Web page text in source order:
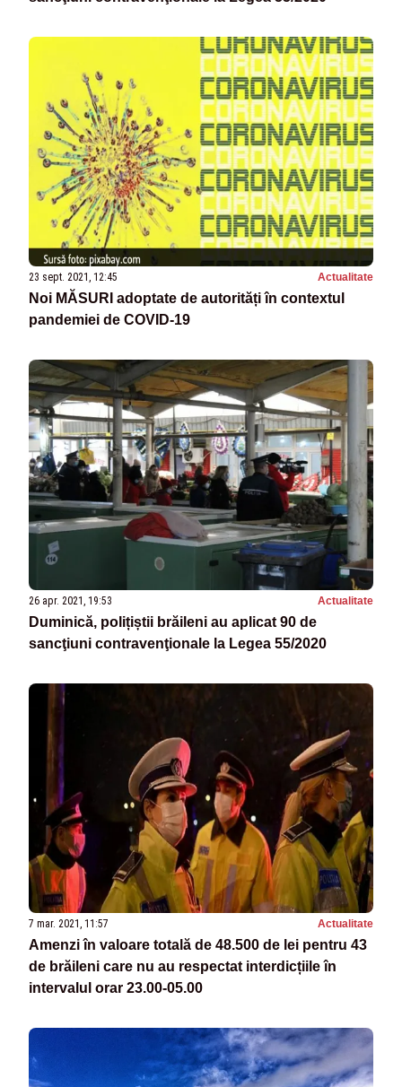
23 sept. 2021, 12:45 Actualitate
Noi MĂSURI adoptate de autorități în contextul
pandemiei de COVID-19
26 apr. 2021, 19:53 Actualitate
Duminică, polițiștii brăileni au aplicat 90 de
sancţiuni contravenţionale la Legea 55/2020
7 mar. 2021, 11:57 Actualitate
Amenzi în valoare totală de 48.500 de lei pentru 43
de brăileni care nu au respectat interdicțiile în
intervalul orar 23.00-05.00